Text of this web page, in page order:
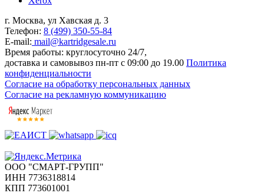
г. Москва, ул Хавская д. 3
Телефон: 8 (499) 350-55-84
E-mail: mail@kartridgesale.ru
Время работы: круглосуточно 24/7,
доставка и самовывоз пн-пт с 09:00 до 19.00 Политика
конфиденциальности
Согласие на обработку персональных данных
Согласие на рекламную коммуникацию
ООО "СМАРТ-ГРУПП"
ИНН 7736318814
КПП 773601001